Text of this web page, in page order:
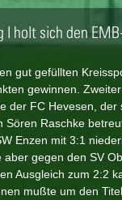
I holt sich den
gut gefüllten
gewinnen.
der FC Hevesen,
Sören Raschke
Enzen mit 3:1
aber gegen den SV
Ausgleich zum 2:2
mußte um den